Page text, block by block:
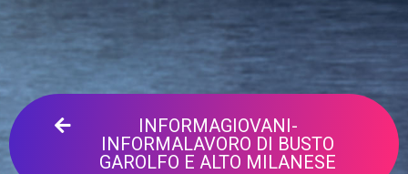
INFORMAGIOVANI-
INFORMALAVORO DI BUSTO
GAROLFO E ALTO MILANESE